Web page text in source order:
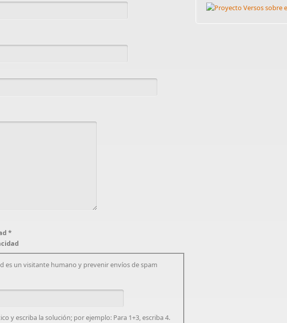
*
es un visitante humano y prevenir envíos de spam
y escriba la solución; por ejemplo: Para 1+3, escriba 4.